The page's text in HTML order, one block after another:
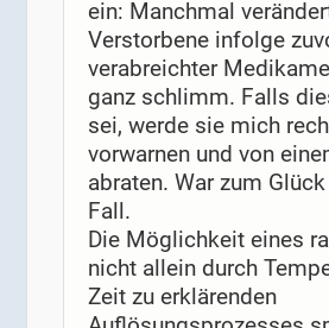
ein: Manchmal
Verstorbene infolge
verabreichter
ganz schlimm. Falls
sei, werde sie mich
vorwarnen und von
abraten. War zum
Fall.
Die Möglichkeit eines
nicht allein durch
Zeit zu erklärenden